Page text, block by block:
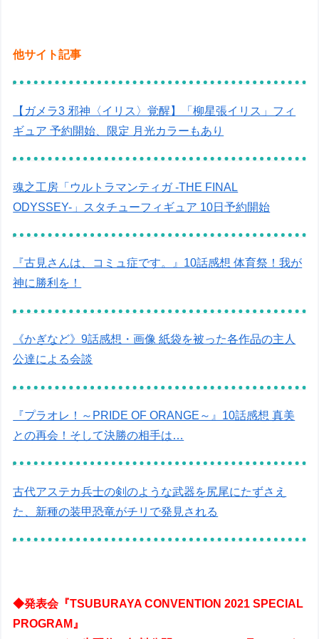
他サイト記事
【ガメラ3 邪神〈イリス〉覚醒】「柳星張イリス」フィ
ギュア 予約開始、限定 月光カラーもあり
魂之工房「ウルトラマンティガ -THE FINAL
ODYSSEY-」スタチューフィギュア 10日予約開始
『古見さんは、コミュ症です。』10話感想 体育祭！我が
神に勝利を！
《かぎなど》9話感想・画像 紙袋を被った各作品の主人
公達による会談
『プラオレ！～PRIDE OF ORANGE～』10話感想 真美
との再会！そして決勝の相手は…
古代アステカ兵士の剣のような武器を尻尾にたずさえ
た、新種の装甲恐竜がチリで発見される
◆発表会『TSUBURAYA CONVENTION 2021 SPECIAL
PROGRAM』